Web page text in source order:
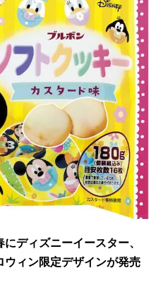
ディズニーイースター、
ィン限定デザインが発売